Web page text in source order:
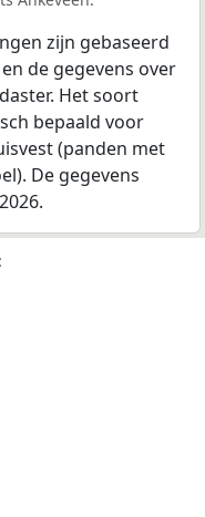
zijn gebaseerd
de gegevens over
Het soort
bepaald voor
(panden met
De gegevens